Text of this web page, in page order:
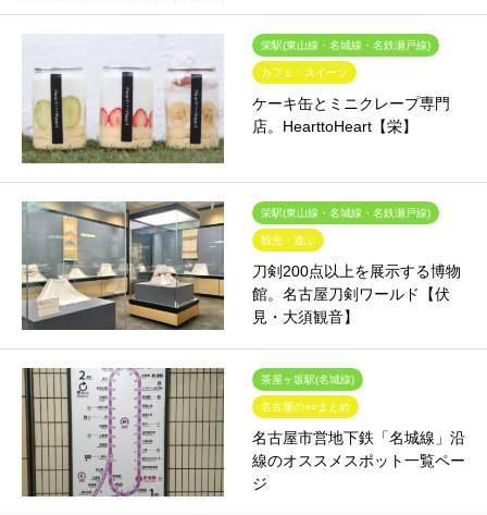
栄駅(東山線・名城線・名鉄瀬戸線)
カフェ・スイーツ
ケーキ缶とミニクレープ専門
店。HearttoHeart【栄】
栄駅(東山線・名城線・名鉄瀬戸線)
観光・遊ぶ
刀剣200点以上を展示する博物
館。名古屋刀剣ワールド【伏
見・大須観音】
茶屋ヶ坂駅(名城線)
名古屋の○○まとめ
名古屋市営地下鉄「名城線」沿
線のオススメスポット一覧ペー
ジ